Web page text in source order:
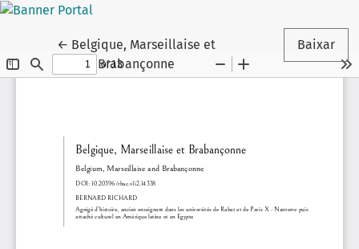
← Voltar aos Detalhes do Artigo
Belgique, Marseillaise et
Brabançonne
Baixar